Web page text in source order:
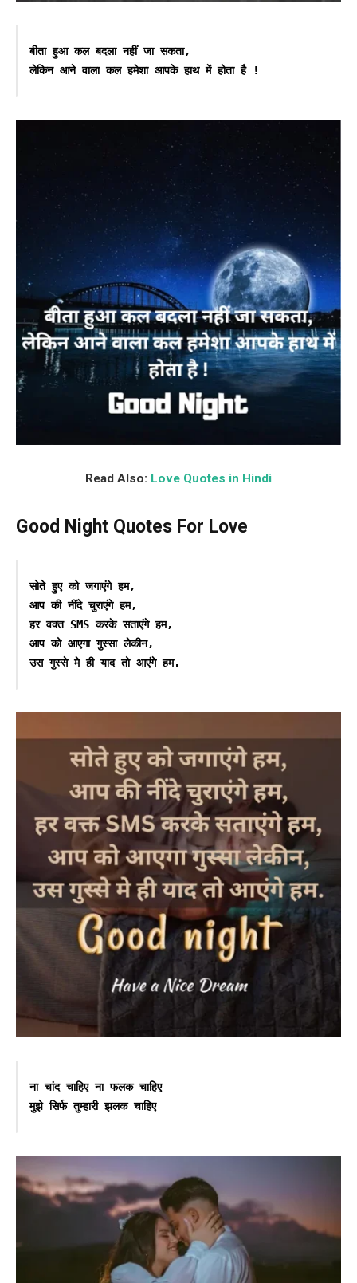
बीता हुआ कल बदला नहीं जा सकता,
लेकिन आने वाला कल हमेशा आपके हाथ में होता है !
Read Also: Love Quotes in Hindi
Good Night Quotes For Love
सोते हुए को जगाएंगे हम,
आप की नींदे चुराएंगे हम,
हर वक्त SMS करके सताएंगे हम,
आप को आएगा गुस्सा लेकीन,
उस गुस्से मे ही याद तो आएंगे हम.
ना चांद चाहिए ना फलक चाहिए
मुझे सिर्फ तुम्हारी झलक चाहिए